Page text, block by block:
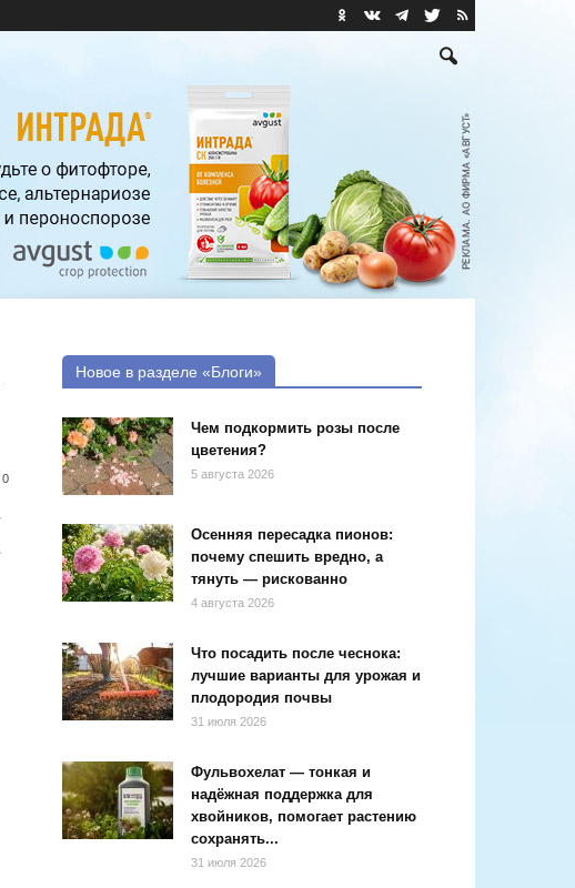
0
Новое в разделе «Блоги»
Чем подкормить розы после
цветения?
5 августа 2026
Осенняя пересадка пионов:
почему спешить вредно, а
тянуть — рискованно
4 августа 2026
Что посадить после чеснока:
лучшие варианты для урожая и
плодородия почвы
31 июля 2026
Фульвохелат — тонкая и
надёжная поддержка для
хвойников, помогает растению
сохранять...
31 июля 2026